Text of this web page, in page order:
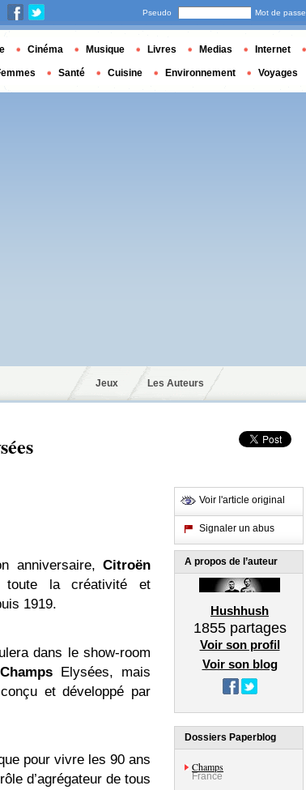
Jeux Les Auteurs
anniversaire, Citroën
toute la créativité et
1919.
dans le show-room
ChampsElysées, mais
et développé par
pour vivre les 90 ans
d’agrégateur de tous
Voir l'article original
Signaler un abus
A propos de l’auteur
Hushhush
1855partages
Voir son profil
Voir son blog
Dossiers Paperblog
Champs
France
Pseudo Mot de passe
Cinéma Musique Livres Medias Internet
Santé Cuisine Environnement Voyages